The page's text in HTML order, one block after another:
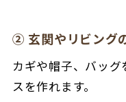
② 玄関やリビング
カギや帽子、バッ
スを作れます。